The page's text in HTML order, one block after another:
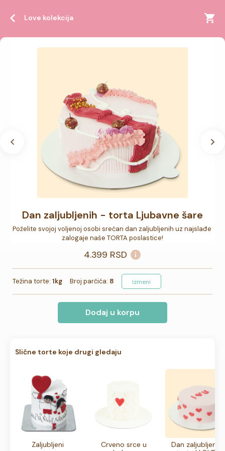
Love kolekcija
Dan zaljubljenih - torta Ljubavne šare
Poželite svojoj voljenoj osobi srećan dan zaljubljenih uz najslađe
zalogaje naše TORTA poslastice!
4.399 RSD
Težina torte: 1kg Broj parčića: 8 Izmeni
Dodaj u korpu
Slične torte koje drugi gledaju
Zaljubljeni
Crveno srce u
Dan zaljubljenih